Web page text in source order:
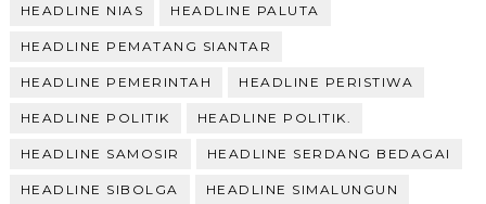
HEADLINE NIAS HEADLINE PALUTA
HEADLINE PEMATANG SIANTAR
HEADLINE PEMERINTAH HEADLINE PERISTIWA
HEADLINE POLITIK HEADLINE POLITIK.
HEADLINE SAMOSIR HEADLINE SERDANG BEDAGAI
HEADLINE SIBOLGA HEADLINE SIMALUNGUN